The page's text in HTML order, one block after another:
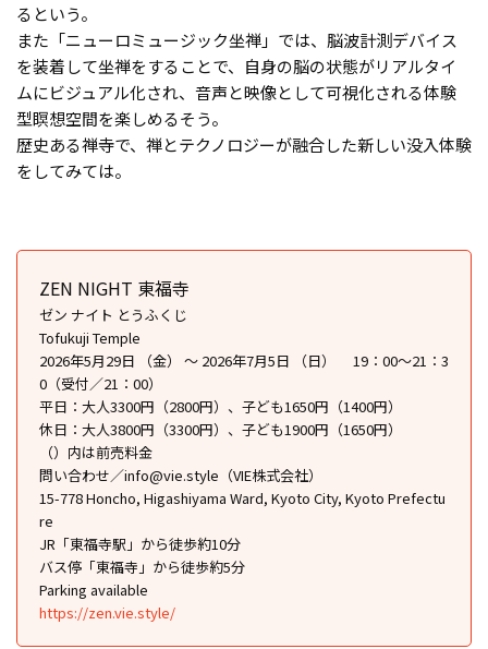
るという。
また「ニューロミュージック坐禅」では、脳波計測デバイス
を装着して坐禅をすることで、自身の脳の状態がリアルタイ
ムにビジュアル化され、音声と映像として可視化される体験
型瞑想空間を楽しめるそう。
歴史ある禅寺で、禅とテクノロジーが融合した新しい没入体験
をしてみては。
ZEN NIGHT 東福寺
ゼン ナイト とうふくじ
Tofukuji Temple
2026年5月29日 （金） ～ 2026年7月5日 （日） 19：00～21：3
0（受付／21：00）
平日：大人3300円（2800円）、子ども1650円（1400円）
休日：大人3800円（3300円）、子ども1900円（1650円）
（）内は前売料金
問い合わせ／info@vie.style（VIE株式会社）
15-778 Honcho, Higashiyama Ward, Kyoto City, Kyoto Prefectu
re
JR「東福寺駅」から徒歩約10分
バス停「東福寺」から徒歩約5分
Parking available
https://zen.vie.style/